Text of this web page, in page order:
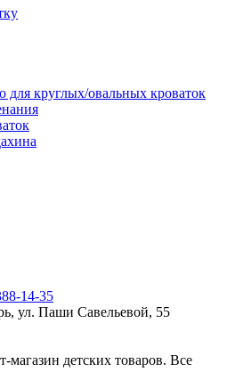
круглых/овальных кроваток
14-35
ул. Паши Савельевой, 55
детских товаров. Все